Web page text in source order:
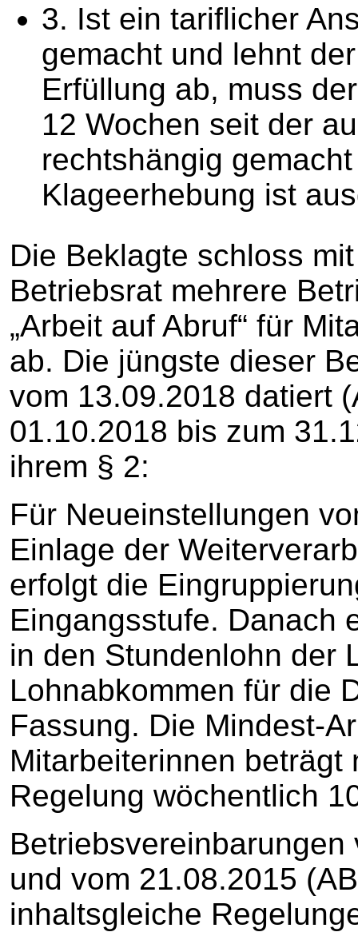
3. Ist ein tariflicher
gemacht und lehnt
Erfüllung ab, muss
12 Wochen seit der
rechtshängig
Klageerhebung ist
Die Beklagte schloss
Betriebsrat mehrere
„Arbeit auf Abruf“ für
ab. Die jüngste dieser
vom 13.09.2018 datiert
01.10.2018 bis zum
ihrem § 2:
Für Neueinstellungen
Einlage der
erfolgt die
Eingangsstufe. Danach
in den Stundenlohn der
Lohnabkommen für die
Fassung. Die Mindest-
Mitarbeiterinnen beträgt
Regelung wöchentlich
und vom 21.08.2015
inhaltsgleiche